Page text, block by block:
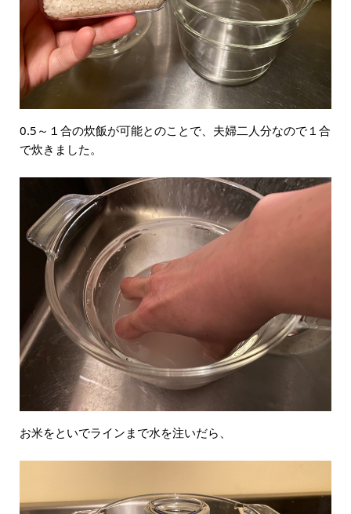
0.5～１合の炊飯が可能とのことで、夫婦二人分なので１合
で炊きました。
お米をといでラインまで水を注いだら、